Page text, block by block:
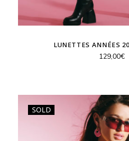
LUNETTES ANNÉES
129,00€
SOLD